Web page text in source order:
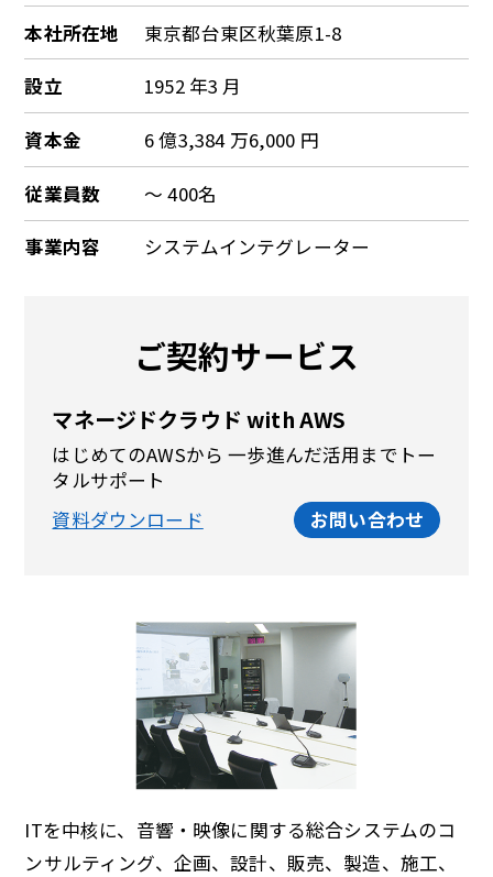
本社所在地 東京都台東区秋葉原1-8
設立 1952 年3 月
資本金 6 億3,384 万6,000 円
従業員数 ～ 400名
事業内容 システムインテグレーター
ご契約サービス
マネージドクラウド with AWS
はじめてのAWSから 一歩進んだ活用までトー
タルサポート
資料ダウンロード
お問い合わせ
ITを中核に、音響・映像に関する総合システムのコ
ンサルティング、企画、設計、販売、製造、施工、